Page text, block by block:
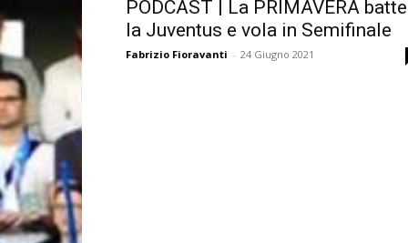
PODCAST | La PRIMAVERA batte
la Juventus e vola in Semifinale
Fabrizio Fioravanti - 24 Giugno 2021